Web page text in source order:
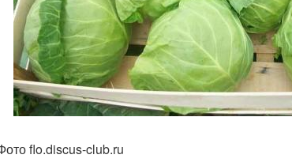
flo.discus-club.ru